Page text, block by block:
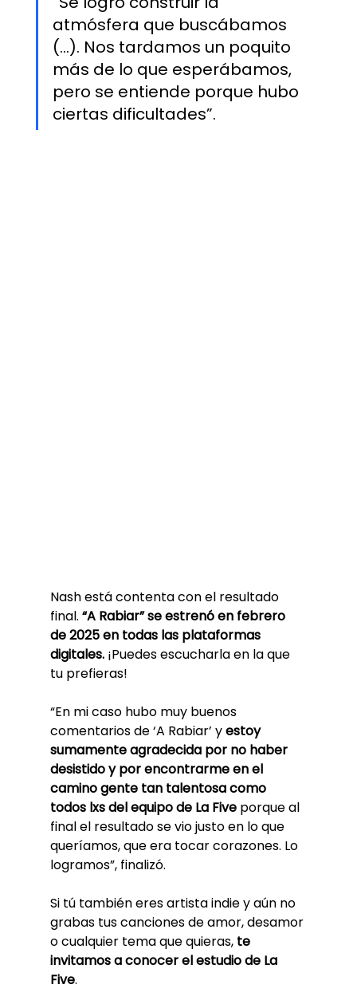
atmósfera que buscábamos
(...). Nos tardamos un poquito
más de lo que esperábamos,
pero se entiende porque hubo
ciertas dificultades”.
Nash está contenta con el resultado
final. “A Rabiar” se estrenó en febrero
de 2025 en todas las plataformas
digitales. ¡Puedes escucharla en la que
tu prefieras!
“En mi caso hubo muy buenos
comentarios de ‘A Rabiar’ y estoy
sumamente agradecida por no haber
desistido y por encontrarme en el
camino gente tan talentosa como
todos lxs del equipo de La Five porque al
final el resultado se vio justo en lo que
queríamos, que era tocar corazones. Lo
logramos”, finalizó.
Si tú también eres artista indie y aún no
grabas tus canciones de amor, desamor
o cualquier tema que quieras, te
invitamos a conocer el estudio de La
Five.